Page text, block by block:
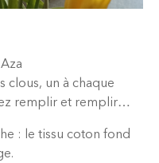
clous, un à chaque
remplir et remplir
: le tissu coton fond